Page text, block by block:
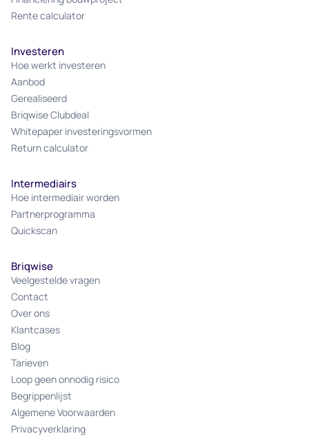
Rente calculator
Investeren
Hoe werkt investeren
Aanbod
Gerealiseerd
Briqwise Clubdeal
Whitepaper investeringsvormen
Return calculator
Intermediairs
Hoe intermediair worden
Partnerprogramma
Quickscan
Briqwise
Veelgestelde vragen
Contact
Over ons
Klantcases
Blog
Tarieven
Loop geen onnodig risico
Begrippenlijst
Algemene Voorwaarden
Privacyverklaring